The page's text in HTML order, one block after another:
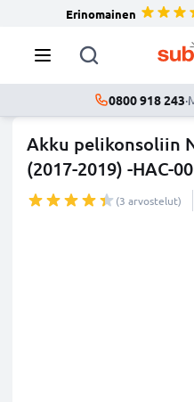
Erinomainen
0800 918 243·
Akku pelikonsoliin
(2017-2019) -HAC-
(3 arvostelut)